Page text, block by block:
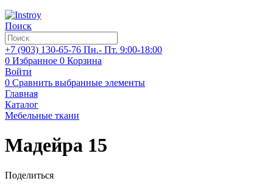
Поиск
+7 (903) 130-65-76 Пн.- Пт. 9:00-18:00
0 Избранное 0 Корзина
Войти
0 Сравнить выбранные элементы
Главная
Каталог
Мебельные ткани
Мадейра 15
Поделиться